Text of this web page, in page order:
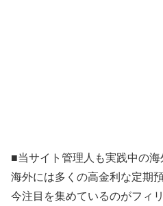
■当サイト管理人も実践中の
海外には多くの高金利な定期
今注目を集めているのがフィ